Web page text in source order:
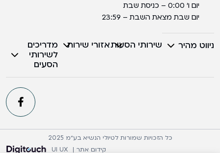
יום ו' 0:00 – כניסת שבת
יום שבת מצאת השבת – 23:59
ניווט מהיר שירותי הסעותאזורי שירות
מדריכים
לשירותי
הסעים
כל הזכויות שמורות לטיולי הנשיא בע״מ 2025
קידום אתר |
UI UX